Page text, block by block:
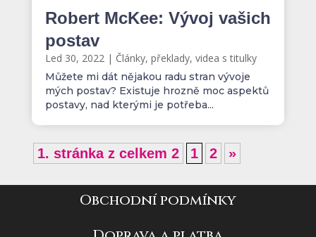
Robert McKee: Vývoj vašich
postav
Led 30, 2022| Články, překlady, videa s titulky
Můžete mi dát nějakou radu stran vývoje
mých postav? Existuje hrozně moc aspektů
postavy, nad kterými je potřeba...
1. stránka z celkem 2 1 2 »
Obchodní podmínky